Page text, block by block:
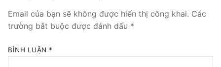
Tổng đài Yeastar Cloud
Tổng đài Yeastar K2
Email của bạn sẽ không được hiển thị công khai. Các
trường bắt buộc được đánh dấu *
BÌNH LUẬN *